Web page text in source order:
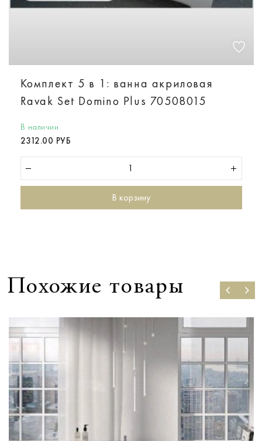
Комплект 5 в 1: ванна акриловая
Ravak Set Domino Plus 70508015
В наличии
2312.00 РУБ
В корзину
Похожие товары